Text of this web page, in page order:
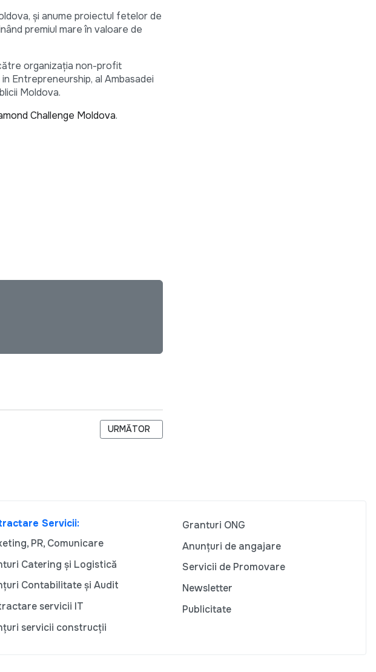
și anume proiectul fetelor de
premiul mare în valoare de
organizația non-profit
Entrepreneurship, al Ambasadei
Moldova.
Challenge Moldova.
LA VOT ARTICOLUL URMĂTOR: LEGEA 2% TREBUIE SĂ PREVADĂ
URMĂTOR
Servicii:
PR, Comunicare
Catering și Logistică
Contabilitate și Audit
servicii IT
servicii construcții
Granturi ONG
Anunțuri de angajare
Servicii de Promovare
Newsletter
Publicitate